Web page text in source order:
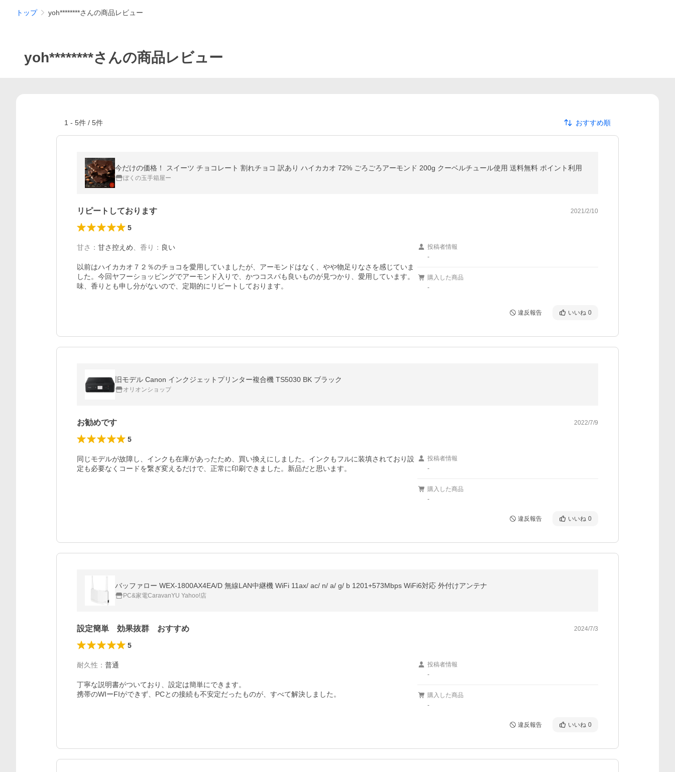
トップ yoh********さんの商品レビュー
yoh********さんの商品レビュー
1 - 5件 / 5件 おすすめ順
今だけの価格！ スイーツ チョコレート 割れチョコ 訳あり ハイカカオ 72% ごろごろアーモンド 200g クーベルチュール使用 送料無料 ポイント利用
ぼくの玉手箱屋ー
リピートしております 2021/2/10
5
甘さ ： 甘さ控えめ 香り ： 良い
以前はハイカカオ７２％のチョコを愛用していましたが、アーモンドはなく、やや物足りなさを感じていま
した。今回ヤフーショッピングでアーモンド入りで、かつコスパも良いものが見つかり、愛用しています。
味、香りとも申し分がないので、定期的にリピートしております。
投稿者情報
-
購入した商品
-
違反報告 いいね 0
旧モデル Canon インクジェットプリンター複合機 TS5030 BK ブラック
オリオンショップ
お勧めです 2022/7/9
5
同じモデルが故障し、インクも在庫があったため、買い換えにしました。インクもフルに装填されており設
定も必要なくコードを繋ぎ変えるだけで、正常に印刷できました。新品だと思います。
投稿者情報
-
購入した商品
-
違反報告 いいね 0
バッファロー WEX-1800AX4EA/D 無線LAN中継機 WiFi 11ax/ ac/ n/ a/ g/ b 1201+573Mbps WiFi6対応 外付けアンテナ
PC&家電CaravanYU Yahoo!店
設定簡単 効果抜群 おすすめ 2024/7/3
5
耐久性 ： 普通
丁寧な説明書がついており、設定は簡単にできます。
携帯のWIーFIができず、PCとの接続も不安定だったものが、すべて解決しました。
投稿者情報
-
購入した商品
-
違反報告 いいね 0